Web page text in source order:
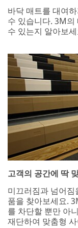
바닥 매트를 대여
수 있습니다. 3M
수 있는지 알아보
고객의 공간에 딱
미끄러짐과 넘어
품을 찾아보세요.
를 차단할 뿐만 아
재단하여 맞춤형